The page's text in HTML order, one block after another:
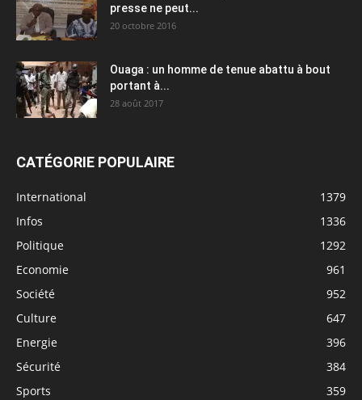
presse ne peut...
20 octobre 2016
Ouaga : un homme de tenue abattu à bout
portant à...
28 août 2017
CATÉGORIE POPULAIRE
International
1379
Infos
1336
Politique
1292
Economie
961
Société
952
Culture
647
Energie
396
Sécurité
384
Sports
359